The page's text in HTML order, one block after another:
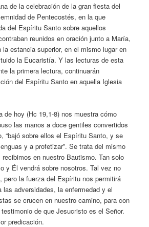
de la celebración de la gran fiesta del
de Pentecostés, en la que
del Espíritu Santo sobre aquellos
reunidos en oración junto a María,
estancia superior, en el mismo lugar en
la Eucaristía. Y las lecturas de esta
la primera lectura, continuarán
del Espíritu Santo en aquella Iglesia
de hoy (Hc 19,1-8) nos muestra cómo
las manos a doce gentiles convertidos
“bajó sobre ellos el Espíritu Santo, y se
y a profetizar”. Se trata del mismo
en nuestro Bautismo. Tan solo
y Él vendrá sobre nosotros. Tal vez no
pero la fuerza del Espíritu nos permitirá
las adversidades, la enfermedad y el
se crucen en nuestro camino, para con
de que Jesucristo es el Señor.
predicación.